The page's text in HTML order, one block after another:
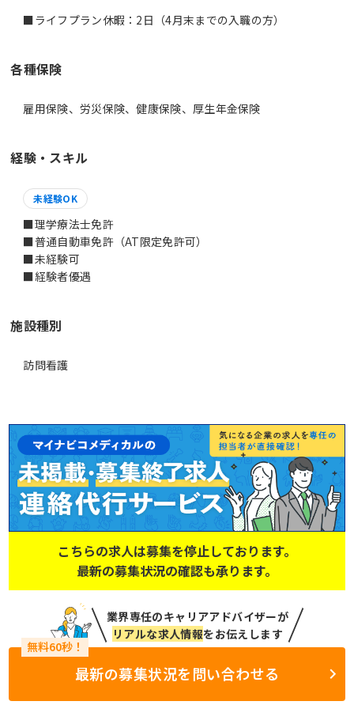
■ライフプラン休暇：2日（4月末までの入職の方）
各種保険
雇用保険、労災保険、健康保険、厚生年金保険
経験・スキル
未経験OK
■理学療法士免許
■普通自動車免許（AT限定免許可）
■未経験可
■経験者優遇
施設種別
訪問看護
こちらの求人は募集を停止しております。
最新の募集状況の確認も承ります。
業界専任のキャリアアドバイザーが
リアルな求人情報をお伝えします
最新の募集状況を問い合わせる